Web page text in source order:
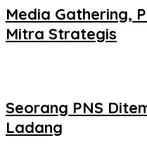
Media Gathering,
Mitra Strategis
Seorang PNS
Ladang